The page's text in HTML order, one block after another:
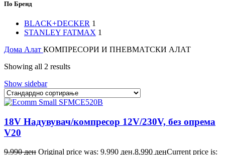
По Бренд
BLACK+DECKER 1
STANLEY FATMAX 1
Дома Алат КОМПРЕСОРИ И ПНЕВМАТСКИ АЛАТ
Showing all 2 results
Show sidebar
18V Надувувач/компресор 12V/230V, без опрема
V20
9.990ден Original price was: 9.990 ден.8.990 денCurrent price is: